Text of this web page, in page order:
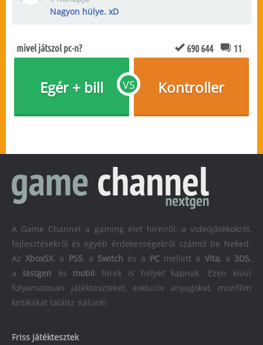
Nagyon hülye. xD
mivel játszol pc-n? 690 644 11
VS
Egér + bill Kontroller
Friss játéktesztek
A Game Channel a gaming élet híreiről, a videójátékokról,
fejlesztésekről és egyéb érdekességekről számol be Neked.
AzXboxSX, a PS5, a Switch és a PCmellett a Vita, a 3DS,
a lastgen és mobil hírek is helyet kapnak. Ezen kívül
folyamatosan játékteszteket, exkluzív anyagokat, mozifilm
kritikákat találsz nálunk!